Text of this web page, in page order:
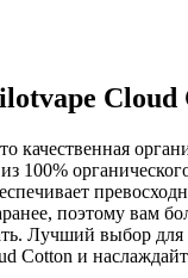
Cloud
качественная
100%
поэтому вам
Лучший выбор
Cotton и